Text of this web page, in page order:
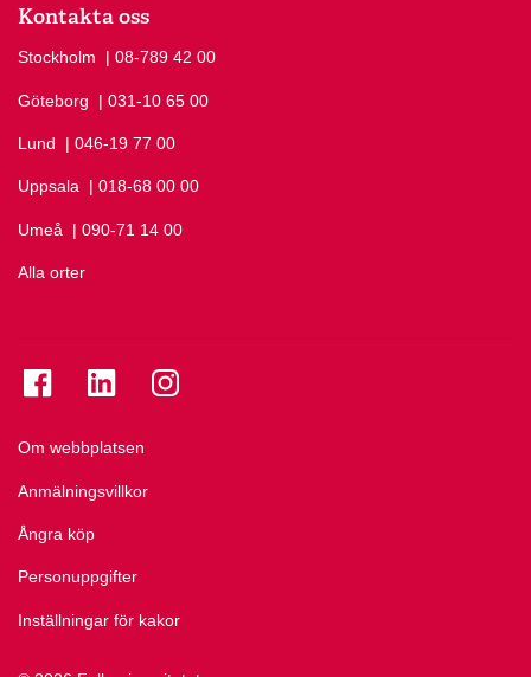
Kontakta oss
Stockholm Ring Stockholm på
| 08-789 42 00
Göteborg Ring Göteborg på
| 031-10 65 00
Lund Ring Lund på
| 046-19 77 00
Uppsala Ring Uppsala på
| 018-68 00 00
Umeå Ring Umeå på
| 090-71 14 00
Alla orter
Om webbplatsen
Anmälningsvillkor
Ångra köp
Personuppgifter
Inställningar för kakor
Se folkuniversitetet på Facebook
Se folkuniversitetet på LinkedIn